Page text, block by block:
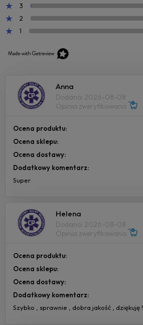
3
2
1
Anna
Dodano: 2026-08-08
Opinia zweryfikowana
Ocena produktu:
Ocena sklepu:
Ocena dostawy:
Dodatkowy komentarz:
Super
Helena
Dodano: 2026-08-08
Opinia zweryfikowana
Ocena produktu:
Ocena sklepu:
Ocena dostawy:
Dodatkowy komentarz:
Szybko , sprawnie , dobra jakość , dziękuję !